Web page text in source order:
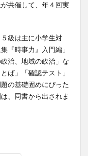
共催して、年４回実
級は主に小学生対
『時事力』入門編」
治、地域の政治」な
ば」「確認テスト」
の基礎固めにぴった
、同書から出されま